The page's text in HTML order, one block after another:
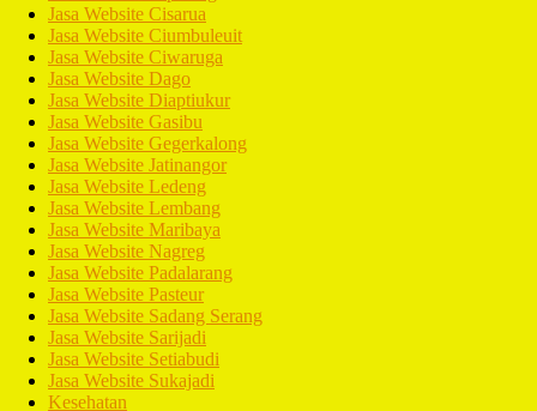
Jasa Website Cisarua
Jasa Website Ciumbuleuit
Jasa Website Ciwaruga
Jasa Website Dago
Jasa Website Diaptiukur
Jasa Website Gasibu
Jasa Website Gegerkalong
Jasa Website Jatinangor
Jasa Website Ledeng
Jasa Website Lembang
Jasa Website Maribaya
Jasa Website Nagreg
Jasa Website Padalarang
Jasa Website Pasteur
Jasa Website Sadang Serang
Jasa Website Sarijadi
Jasa Website Setiabudi
Jasa Website Sukajadi
Kesehatan